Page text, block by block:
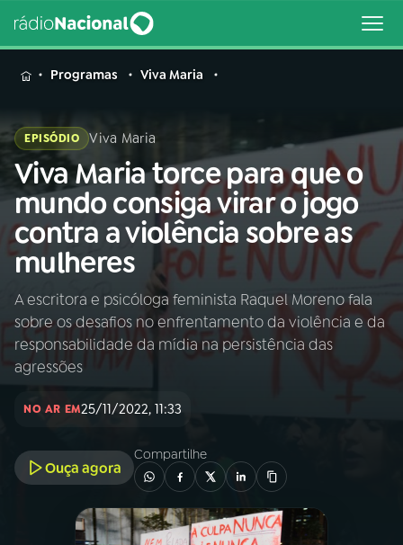
MENU
Buscar
na
Rádio
Nacional
Buscar
01INÍCIO
PROGRAMAÇÃO
PROGRAMAS
Programas Viva Maria
EPISÓDIO Viva Maria
Viva Maria torce para que o
mundo consiga virar o jogo
contra a violência sobre as
mulheres
A escritora e psicóloga feminista Raquel Moreno fala
sobre os desafios no enfrentamento da violência e da
responsabilidade da mídia na persistência das
agressões
NO AR EM25/11/2022, 11:33
Ouça agora
Compartilhe